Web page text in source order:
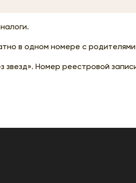
в одном номере с
Номер реестровой